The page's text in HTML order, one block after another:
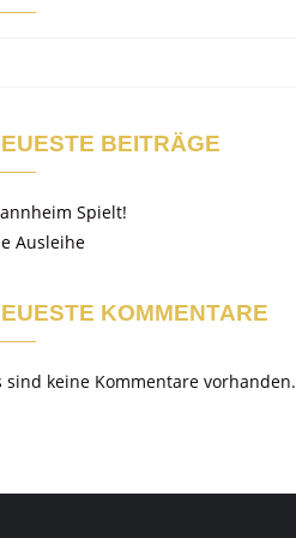
BEITRÄGE
Spielt!
Ausleihe
KOMMENTARE
sind keine Kommentare vorhanden.